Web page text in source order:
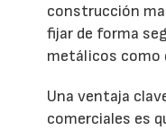
construcción
fijar de forma
metálicos como
Una ventaja
comerciales es